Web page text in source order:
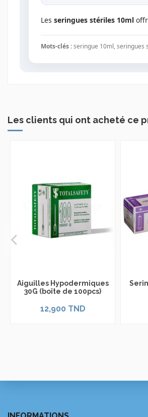
Les seringues stériles 10ml
Mots-clés :seringue 10ml, seringues
Les clients qui ont acheté ce
Aiguilles Hypodermiques
30G (boîte de 100pcs)
12,900 TND